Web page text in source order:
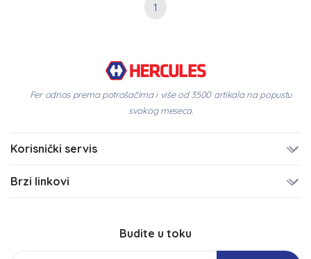
1
Fer odnos prema potrošačima i više od 3500 artikala na popustu
svakog meseca.
Korisnički servis
Brzi linkovi
Budite u toku